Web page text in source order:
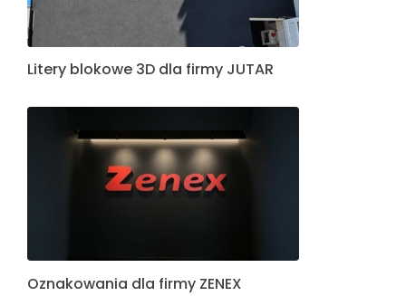
Litery blokowe 3D dla firmy JUTAR
Oznakowania dla firmy ZENEX